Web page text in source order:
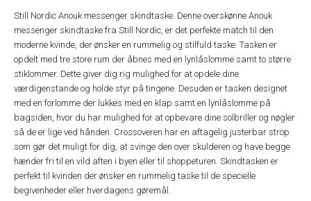
Still Nordic Anouk messenger skindtaske. Denne overskønne Anouk
messenger skindtaske fra Still Nordic, er det perfekte match til den
moderne kvinde, der ønsker en rummelig og stilfuld taske. Tasken er
opdelt med tre store rum der åbnes med en lynlåslomme samt to større
stiklommer. Dette giver dig rig mulighed for at opdele dine
værdigenstande og holde styr på tingene. Desuden er tasken designet
med en forlomme der lukkes med en klap samt en lynlåslomme på
bagsiden, hvor du har mulighed for at opbevare dine solbriller og nøgler
så de er lige ved hånden. Crossoveren har en aftagelig justerbar strop
som gør det muligt for dig, at svinge den over skulderen og have begge
hænder fri til en vild aften i byen eller til shoppeturen. Skindtasken er
perfekt til kvinden der ønsker en rummelig taske til de specielle
begivenheder eller hverdagens gøremål.